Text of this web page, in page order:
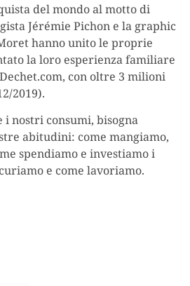
del mondo al motto di
Jérémie Pichon e la graphic
hanno unito le proprie
la loro esperienza familiare
con oltre 3 milioni
2019).
i nostri consumi, bisogna
abitudini: come mangiamo,
spendiamo e investiamo i
e come lavoriamo.